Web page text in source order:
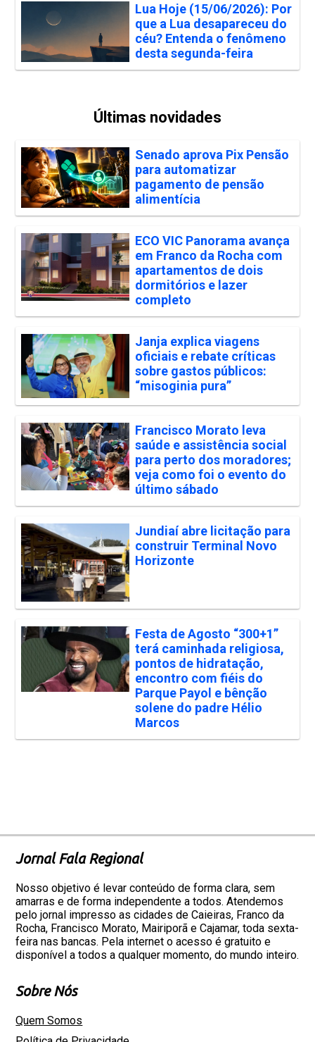
Lua Hoje (15/06/2026): Por
que a Lua desapareceu do
céu? Entenda o fenômeno
desta segunda-feira
Últimas novidades
Senado aprova Pix Pensão
para automatizar
pagamento de pensão
alimentícia
ECO VIC Panorama avança
em Franco da Rocha com
apartamentos de dois
dormitórios e lazer
completo
Janja explica viagens
oficiais e rebate críticas
sobre gastos públicos:
“misoginia pura”
Francisco Morato leva
saúde e assistência social
para perto dos moradores;
veja como foi o evento do
último sábado
Jundiaí abre licitação para
construir Terminal Novo
Horizonte
Festa de Agosto “300+1”
terá caminhada religiosa,
pontos de hidratação,
encontro com fiéis do
Parque Payol e bênção
solene do padre Hélio
Marcos
Jornal Fala Regional
Nosso objetivo é levar conteúdo de forma clara, sem
amarras e de forma independente a todos. Atendemos
pelo jornal impresso as cidades de Caieiras, Franco da
Rocha, Francisco Morato, Mairiporã e Cajamar, toda sexta-
feira nas bancas. Pela internet o acesso é gratuito e
disponível a todos a qualquer momento, do mundo inteiro.
Sobre Nós
Quem Somos